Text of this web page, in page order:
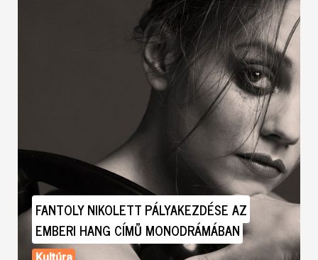
FANTOLY NIKOLETT PÁLYAKEZDÉSE AZ
EMBERI HANG CÍMŰ MONODRÁMÁBAN
Kultúra